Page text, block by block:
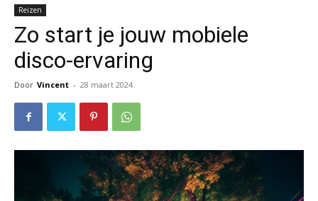
Reizen
Zo start je jouw mobiele
disco-ervaring
Door Vincent - 28 maart 2024